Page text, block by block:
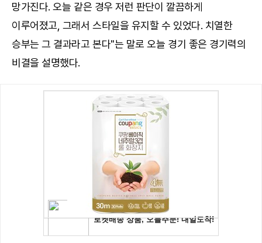
망가진다. 오늘 같은 경우 저런 판단이 깔끔하게
이루어졌고, 그래서 스타일을 유지할 수 있었다. 치열한
승부는 그 결과라고 본다"는 말로 오늘 경기 좋은 경기력의
비결을 설명했다.